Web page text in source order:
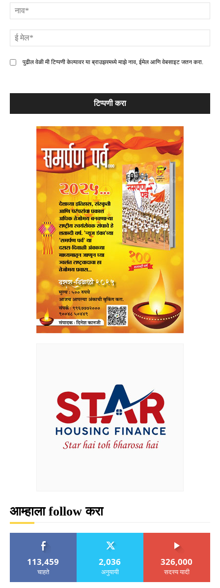
पुढील वेळी मी टिप्पणी केल्यावर या ब्राउझरमध्ये माझे नाव, ईमेल आणि वेबसाइट जतन करा.
आम्हाला follow करा
113,459
चाहते
2,036
अनुयायी
326,000
सदस्य यादी